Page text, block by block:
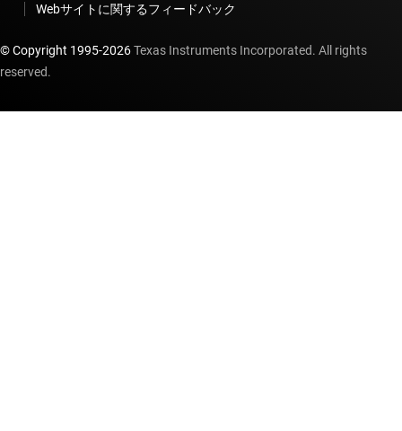
Webサイトに関するフィードバック
© Copyright 1995-2026Texas Instruments Incorporated. All rights
reserved.